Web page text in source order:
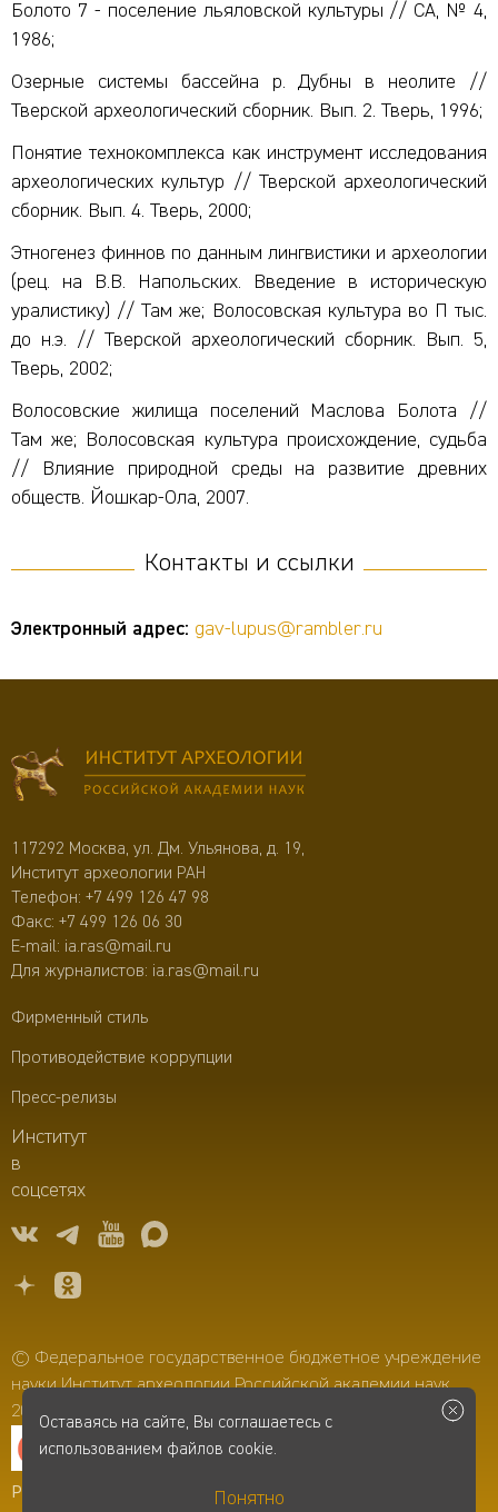
Болото 7 - поселение льяловской культуры // СА, № 4,
1986;
Озерные системы бассейна р. Дубны в неолите //
Тверской археологический сборник. Вып. 2. Тверь, 1996;
Понятие технокомплекса как инструмент исследования
археологических культур // Тверской археологический
сборник. Вып. 4. Тверь, 2000;
Этногенез финнов по данным лингвистики и археологии
(рец. на В.В. Напольских. Введение в историческую
уралистику) // Там же; Волосовская культура во П тыс.
до н.э. // Тверской археологический сборник. Вып. 5,
Тверь, 2002;
Волосовские жилища поселений Маслова Болота //
Там же; Волосовская культура происхождение, судьба
// Влияние природной среды на развитие древних
обществ. Йошкар-Ола, 2007.
Контакты и ссылки
Электронный адрес: gаv-lupus@rambler.ru
117292 Москва, ул. Дм. Ульянова, д. 19,
Институт археологии РАН
Телефон: +7 499 126 47 98
Факс: +7 499 126 06 30
E-mail: ia.ras@mail.ru
Для журналистов: ia.ras@mail.ru
Фирменный стиль
Противодействие коррупции
Пресс-релизы
Институт
в
соцсетях
© Федеральное государственное бюджетное учреждение
науки Институт археологии Российской академии наук,
2006–2026
Разработка сайта Infospice
Оставаясь на сайте, Вы соглашаетесь с
использованием файлов cookie.
Понятно